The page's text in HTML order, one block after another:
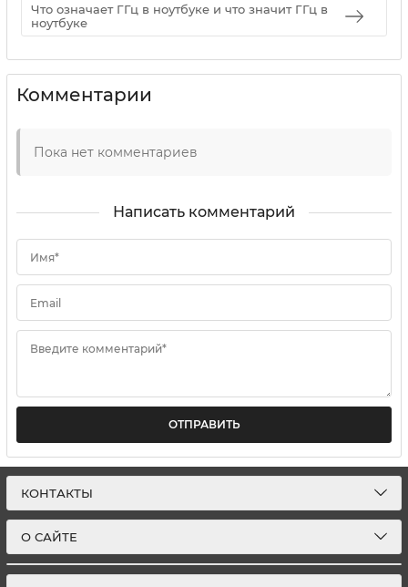
Что означает ГГц в ноутбуке и что значит ГГц в
ноутбуке
Комментарии
Пока нет комментариев
Написать комментарий
Имя*
Email
Введите комментарий*
ОТПРАВИТЬ
КОНТАКТЫ
О САЙТЕ